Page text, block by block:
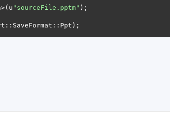
"sourceFile.pptm"